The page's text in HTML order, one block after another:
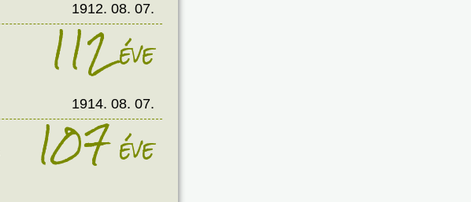
1912. 08. 07.
112éve
1914. 08. 07.
107éve